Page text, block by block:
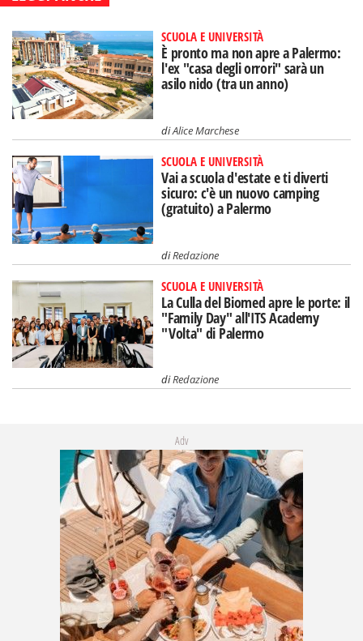
SCUOLA E UNIVERSITÀ
È pronto ma non apre a Palermo:
l'ex "casa degli orrori" sarà un
asilo nido (tra un anno)
diAlice Marchese
SCUOLA E UNIVERSITÀ
Vai a scuola d'estate e ti diverti
sicuro: c'è un nuovo camping
(gratuito) a Palermo
diRedazione
SCUOLA E UNIVERSITÀ
La Culla del Biomed apre le porte: il
"Family Day" all'ITS Academy
"Volta" di Palermo
diRedazione
Adv